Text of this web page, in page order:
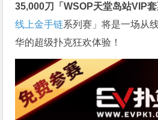
35,000刀「WSOP天堂岛站VIP
线上金手链系列赛」将是一场从
华的超级扑克狂欢体验！